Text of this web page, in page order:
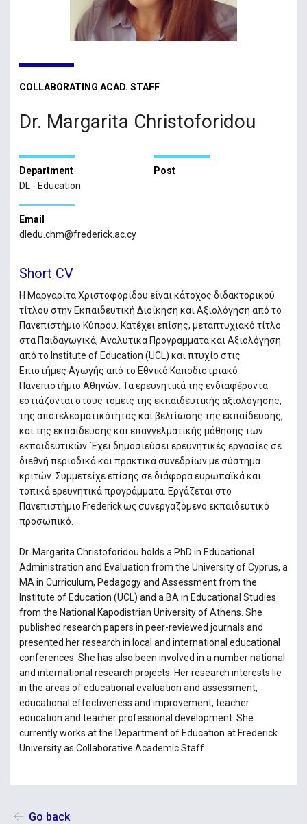
COLLABORATING ACAD. STAFF
Dr. Margarita Christoforidou
Department
DL - Education
Post
Email
dledu.chm@frederick.ac.cy
Short CV
Η Μαργαρίτα Χριστοφορίδου είναι κάτοχος διδακτορικού
τίτλου στην Εκπαιδευτική Διοίκηση και Αξιολόγηση από το
Πανεπιστήμιο Κύπρου. Κατέχει επίσης, μεταπτυχιακό τίτλο
στα Παιδαγωγικά, Αναλυτικά Προγράμματα και Αξιολόγηση
από το Institute of Education (UCL) και πτυχίο στις
Επιστήμες Αγωγής από το Εθνικό Καποδιστριακό
Πανεπιστήμιο Αθηνών. Τα ερευνητικά της ενδιαφέροντα
εστιάζονται στους τομείς της εκπαιδευτικής αξιολόγησης,
της αποτελεσματικότητας και βελτίωσης της εκπαίδευσης,
και της εκπαίδευσης και επαγγελματικής μάθησης των
εκπαιδευτικών. Έχει δημοσιεύσει ερευνητικές εργασίες σε
διεθνή περιοδικά και πρακτικά συνεδρίων με σύστημα
κριτών. Συμμετείχε επίσης σε διάφορα ευρωπαϊκά και
τοπικά ερευνητικά προγράμματα. Εργάζεται στο
Πανεπιστήμιο Frederick ως συνεργαζόμενο εκπαιδευτικό
προσωπικό.
Dr. Margarita Christoforidou holds a PhD in Educational
Administration and Evaluation from the University of Cyprus, a
MA in Curriculum, Pedagogy and Assessment from the
Institute of Education (UCL) and a BA in Educational Studies
from the National Kapodistrian University of Athens. She
published research papers in peer-reviewed journals and
presented her research in local and international educational
conferences. She has also been involved in a number national
and international research projects. Her research interests lie
in the areas of educational evaluation and assessment,
educational effectiveness and improvement, teacher
education and teacher professional development. She
currently works at the Department of Education at Frederick
University as Collaborative Academic Staff.
Go back